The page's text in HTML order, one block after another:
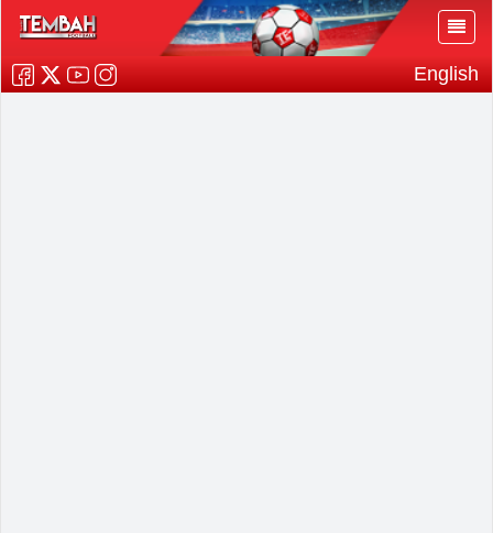
English